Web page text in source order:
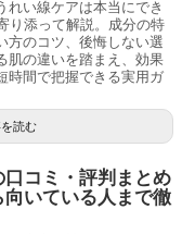
れい線ケアは本当にでき
り添って解説。成分の特
方のコツ、後悔しない選
肌の違いを踏まえ、効果
時間で把握できる実用ガ
読む
コミ・評判まとめ
向いている人まで徹